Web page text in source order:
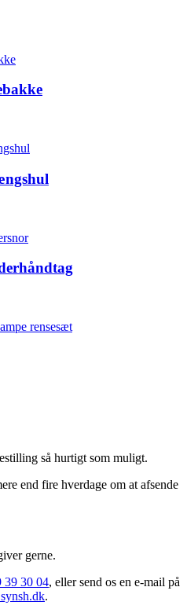
så hurtigt som muligt.
end fire hverdage om at afsende
gerne.
39 30 04, eller send os en e-mail på
.